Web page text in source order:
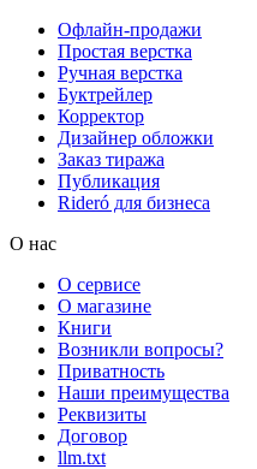
Офлайн-продажи
Простая верстка
Ручная верстка
Буктрейлер
Корректор
Дизайнер обложки
Заказ тиража
Публикация
Rideró для бизнеса
О нас
О сервисе
О магазине
Книги
Возникли вопросы?
Приватность
Наши преимущества
Реквизиты
Договор
llm.txt